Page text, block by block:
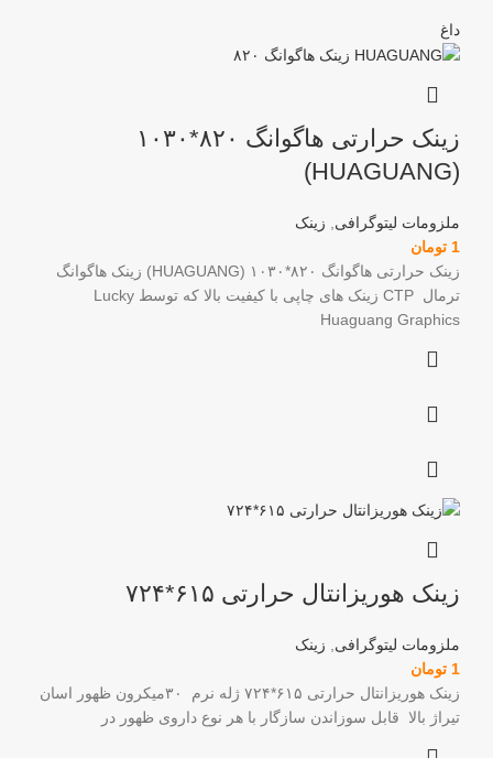
داغ
زینک حرارتی هاگوانگ ۸۲۰*۱۰۳۰
(HUAGUANG)
ملزومات لیتوگرافی
زینک
1 تومان
زینک حرارتی هاگوانگ ۸۲۰*۱۰۳۰ (HUAGUANG) زینک هاگوانگ
ترمال CTP زینک های چاپی با کیفیت بالا که توسط Lucky
Huaguang Graphics
زینک هوریزانتال حرارتی ۶۱۵*۷۲۴
ملزومات لیتوگرافی, زینک
1 تومان
زینک هوریزانتال حرارتی ۶۱۵*۷۲۴ ژله نرم ۳۰میکرون ظهور اسان
تیراژ بالا قابل سوزاندن سازگار با هر نوع داروی ظهور در